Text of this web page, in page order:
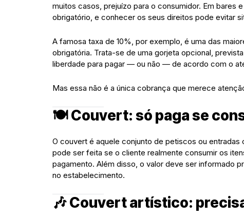
muitos casos, prejuízo para o consumidor. Em bares
obrigatório, e conhecer os seus direitos pode evitar
A famosa taxa de 10%, por exemplo, é uma das
obrigatória. Trata-se de uma gorjeta opcional,
liberdade para pagar — ou não — de acordo com o
Mas essa não é a única cobrança que merece
🍽️ Couvert: só paga se
O couvert é aquele conjunto de petiscos ou
pode ser feita se o cliente realmente consumir os
pagamento. Além disso, o valor deve ser informado
no estabelecimento.
🎶 Couvert artístico: